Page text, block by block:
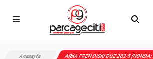
Anasayfa ARKA FREN DISKI DUZ 282-5